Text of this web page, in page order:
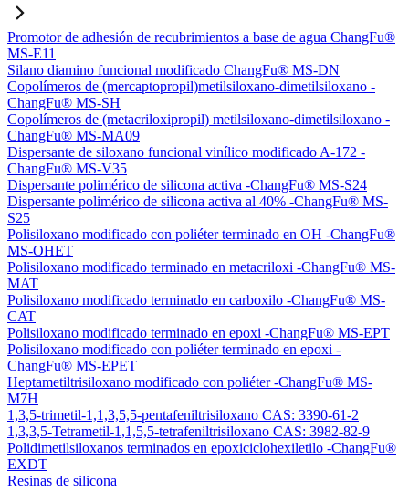
Promotor de adhesión de recubrimientos a base de agua ChangFu®
MS-E11
Silano diamino funcional modificado ChangFu® MS-DN
Copolímeros de (mercaptopropil)metilsiloxano-dimetilsiloxano -
ChangFu® MS-SH
Copolímeros de (metacriloxipropil) metilsiloxano-dimetilsiloxano -
ChangFu® MS-MA09
Dispersante de siloxano funcional vinílico modificado A-172 -
ChangFu® MS-V35
Dispersante polimérico de silicona activa -ChangFu® MS-S24
Dispersante polimérico de silicona activa al 40% -ChangFu® MS-
S25
Polisiloxano modificado con poliéter terminado en OH -ChangFu®
MS-OHET
Polisiloxano modificado terminado en metacriloxi -ChangFu® MS-
MAT
Polisiloxano modificado terminado en carboxilo -ChangFu® MS-
CAT
Polisiloxano modificado terminado en epoxi -ChangFu® MS-EPT
Polisiloxano modificado con poliéter terminado en epoxi -
ChangFu® MS-EPET
Heptametiltrisiloxano modificado con poliéter -ChangFu® MS-
M7H
1,3,5-trimetil-1,1,3,5,5-pentafeniltrisiloxano CAS: 3390-61-2
1,3,3,5-Tetrametil-1,1,5,5-tetrafeniltrisiloxano CAS: 3982-82-9
Polidimetilsiloxanos terminados en epoxiciclohexiletilo -ChangFu®
EXDT
Resinas de silicona